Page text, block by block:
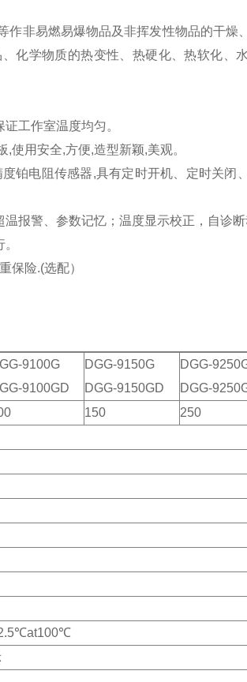
非易燃易爆物品及非挥发性物品的干燥
化学物质的热变性、热硬化、热软化、
工作室温度均匀。
使用安全,方便,造型新颖,美观。
铂电阻传感器,具有定时开机、定时关闭
报警、参数记忆；温度显示校正，自诊断
保险.(选配）
9100G
9100GD
DGG-9150G
DGG-9150GD
DGG-
DGG-
150 250